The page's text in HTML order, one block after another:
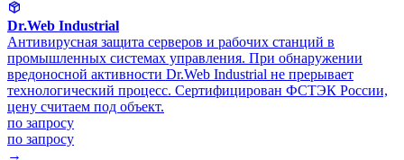
Dr.Web Industrial
Антивирусная защита серверов и рабочих станций в
промышленных системах управления. При обнаружении
вредоносной активности Dr.Web Industrial не прерывает
технологический процесс. Сертифицирован ФСТЭК России,
цену считаем под объект.
по запросу
по запросу
→